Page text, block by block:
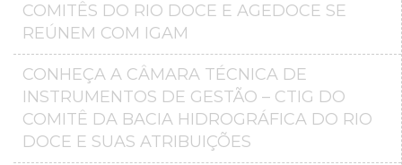
COMITÊS DO RIO DOCE E AGEDOCE SE
REÚNEM COM IGAM
CONHEÇA A CÂMARA TÉCNICA DE
INSTRUMENTOS DE GESTÃO – CTIG DO
COMITÊ DA BACIA HIDROGRÁFICA DO RIO
DOCE E SUAS ATRIBUIÇÕES